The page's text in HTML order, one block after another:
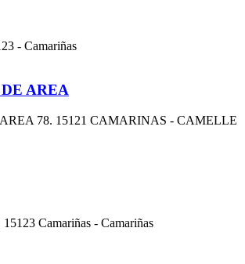
- Camariñas
AREA
78. 15121 CAMARINAS - CAMELLE
Camariñas - Camariñas